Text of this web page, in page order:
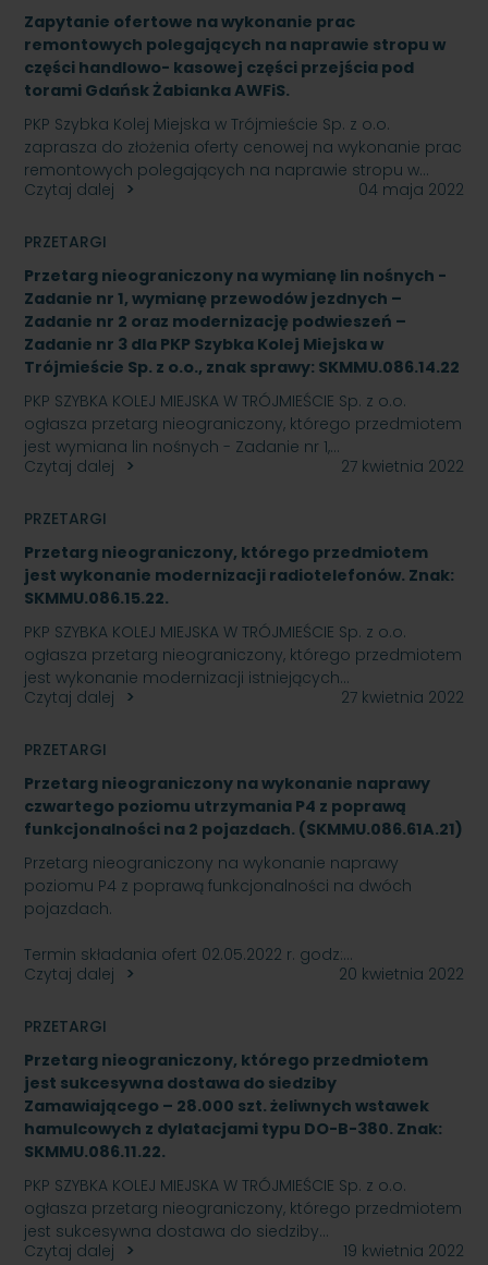
Zapytanie ofertowe na wykonanie prac
remontowych polegających na naprawie stropu w
części handlowo- kasowej części przejścia pod
torami Gdańsk Żabianka AWFiS.
PKP Szybka Kolej Miejska w Trójmieście Sp. z o.o.
zaprasza do złożenia oferty cenowej na wykonanie prac
remontowych polegających na naprawie stropu w…
Czytaj dalej
04 maja 2022
PRZETARGI
Przetarg nieograniczony na wymianę lin nośnych -
Zadanie nr 1, wymianę przewodów jezdnych –
Zadanie nr 2 oraz modernizację podwieszeń –
Zadanie nr 3 dla PKP Szybka Kolej Miejska w
Trójmieście Sp. z o.o., znak sprawy: SKMMU.086.14.22
PKP SZYBKA KOLEJ MIEJSKA W TRÓJMIEŚCIE Sp. z o.o.
ogłasza przetarg nieograniczony, którego przedmiotem
jest wymiana lin nośnych - Zadanie nr 1,…
Czytaj dalej
27 kwietnia 2022
PRZETARGI
Przetarg nieograniczony, którego przedmiotem
jest wykonanie modernizacji radiotelefonów. Znak:
SKMMU.086.15.22.
PKP SZYBKA KOLEJ MIEJSKA W TRÓJMIEŚCIE Sp. z o.o.
ogłasza przetarg nieograniczony, którego przedmiotem
jest wykonanie modernizacji istniejących…
Czytaj dalej
27 kwietnia 2022
PRZETARGI
Przetarg nieograniczony na wykonanie naprawy
czwartego poziomu utrzymania P4 z poprawą
funkcjonalności na 2 pojazdach. (SKMMU.086.61A.21)
Przetarg nieograniczony na wykonanie naprawy
poziomu P4 z poprawą funkcjonalności na dwóch
pojazdach.
Termin składania ofert 02.05.2022 r. godz:…
Czytaj dalej
20 kwietnia 2022
PRZETARGI
Przetarg nieograniczony, którego przedmiotem
jest sukcesywna dostawa do siedziby
Zamawiającego – 28.000 szt. żeliwnych wstawek
hamulcowych z dylatacjami typu DO-B-380. Znak:
SKMMU.086.11.22.
PKP SZYBKA KOLEJ MIEJSKA W TRÓJMIEŚCIE Sp. z o.o.
ogłasza przetarg nieograniczony, którego przedmiotem
jest sukcesywna dostawa do siedziby…
Czytaj dalej
19 kwietnia 2022